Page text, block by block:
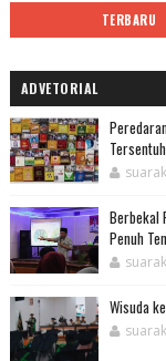
TERBARU
ADVETORIAL
Berbekal
Penuh
Wisuda